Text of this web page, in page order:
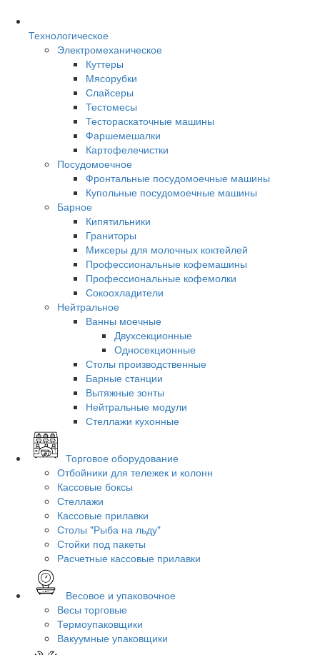
Технологическое
Электромеханическое
Куттеры
Мясорубки
Слайсеры
Тестомесы
Тестораскаточные машины
Фаршемешалки
Картофелечистки
Посудомоечное
Фронтальные посудомоечные машины
Купольные посудомоечные машины
Барное
Кипятильники
Граниторы
Миксеры для молочных коктейлей
Профессиональные кофемашины
Профессиональные кофемолки
Сокоохладители
Нейтральное
Ванны моечные
Двухсекционные
Односекционные
Столы производственные
Барные станции
Вытяжные зонты
Нейтральные модули
Стеллажи кухонные
Торговое оборудование
Отбойники для тележек и колонн
Кассовые боксы
Стеллажи
Кассовые прилавки
Столы "Рыба на льду"
Стойки под пакеты
Расчетные кассовые прилавки
Весовое и упаковочное
Весы торговые
Термоупаковщики
Вакуумные упаковщики